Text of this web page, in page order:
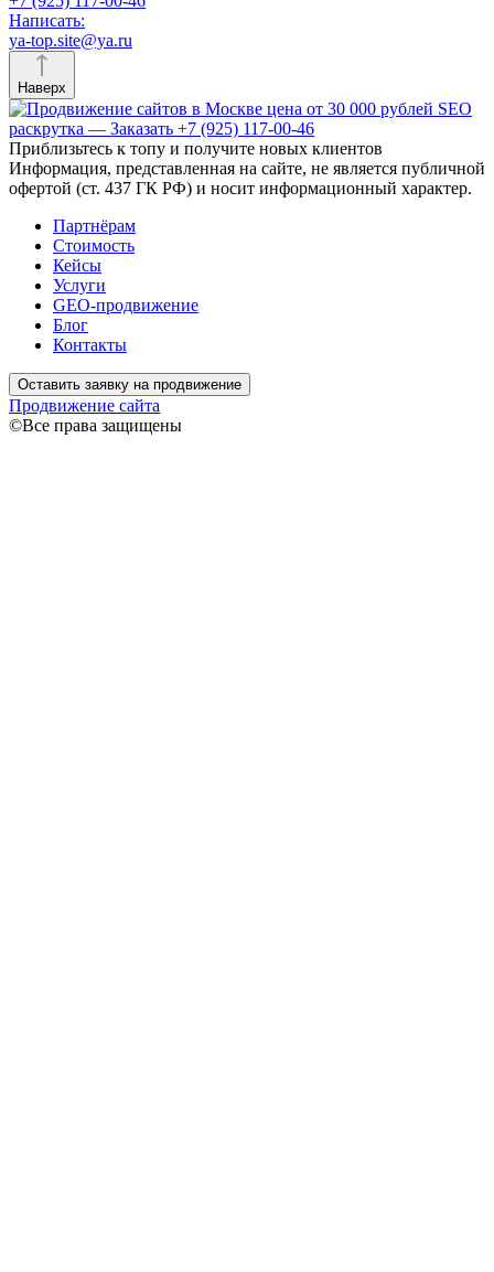
Написать:
ya-top.site@ya.ru
Наверх
Приблизьтесь к топу и получите новых клиентов
Информация, представленная на сайте, не является публичной
офертой (ст. 437 ГК РФ) и носит информационный характер.
Партнёрам
Стоимость
Кейсы
Услуги
GEO-продвижение
Блог
Контакты
Оставить заявку на продвижение
Продвижение сайта
©Все права защищены